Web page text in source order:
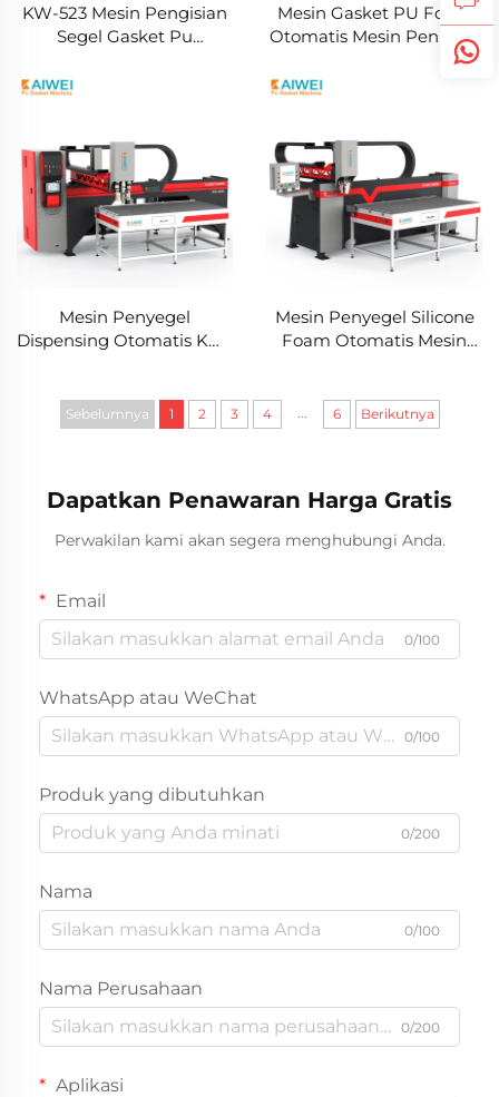
KW-523 Mesin Pengisian
Segel Gasket Pu
Busa Silicone
Mesin Gasket PU Foam
Otomatis Mesin Penutup
Mesin Penyegel
Dispensing Otomatis KW-
Perangkat Pemberi Lem
KAIWEI
Mesin Penyegel Silicone
Foam Otomatis Mesin
Sebelumnya 1 2 3 4 6 Berikutnya
Dapatkan Penawaran Harga Gratis
Perwakilan kami akan segera menghubungi Anda.
Email
0/100
WhatsApp atau WeChat
0/100
Produk yang dibutuhkan
0/200
Nama
0/100
Nama Perusahaan
0/200
Aplikasi